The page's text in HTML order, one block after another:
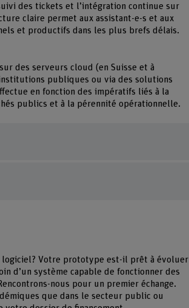
des tickets et l’intégration continue sur
claire permet aux assistant-e-s et aux
et productifs dans les plus brefs délais.
des serveurs cloud (en Suisse et à
publiques ou via des solutions
en fonction des impératifs liés à la
publics et à la pérennité opérationnelle.
Votre prototype est-il prêt à évoluer
d’un système capable de fonctionner des
nous pour un premier échange.
que dans le secteur public ou